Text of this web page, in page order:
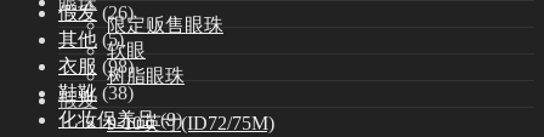
限定贩售眼珠
软眼
树脂眼珠
假发
9-10英寸(ID72/75M)
假发 (26)
其他 (5)
衣服 (98)
鞋靴 (38)
化妆保养品 (9)